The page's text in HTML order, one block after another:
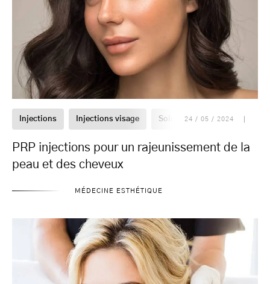
Injections Injections visage Soin du visage
24 / 05 / 2024
PRP injections pour un rajeunissement de la
peau et des cheveux
MÉDECINE ESTHÉTIQUE